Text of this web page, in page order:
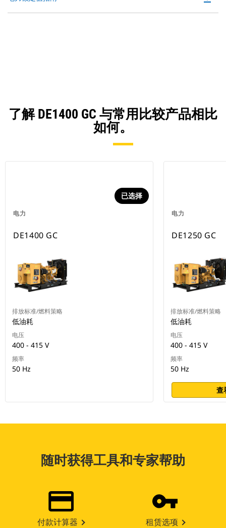
了解 DE1400 GC 与常用比较产品相比
如何。
电力
已选择
DE1400 GC
排放标准/燃料策略
低油耗
电压
400 - 415 V
频率
50 Hz
电力
DE1250 GC
排放标准/燃料策略
低油耗
电压
400 - 415 V
频率
50 Hz
查
随时获得工具和专家帮助
付款计算器 租赁选项